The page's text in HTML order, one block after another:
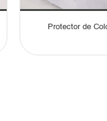
Protector de